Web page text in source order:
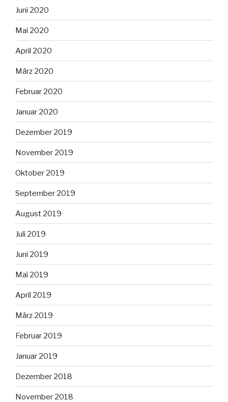
Juni 2020
Mai 2020
April 2020
März 2020
Februar 2020
Januar 2020
Dezember 2019
November 2019
Oktober 2019
September 2019
August 2019
Juli 2019
Juni 2019
Mai 2019
April 2019
März 2019
Februar 2019
Januar 2019
Dezember 2018
November 2018